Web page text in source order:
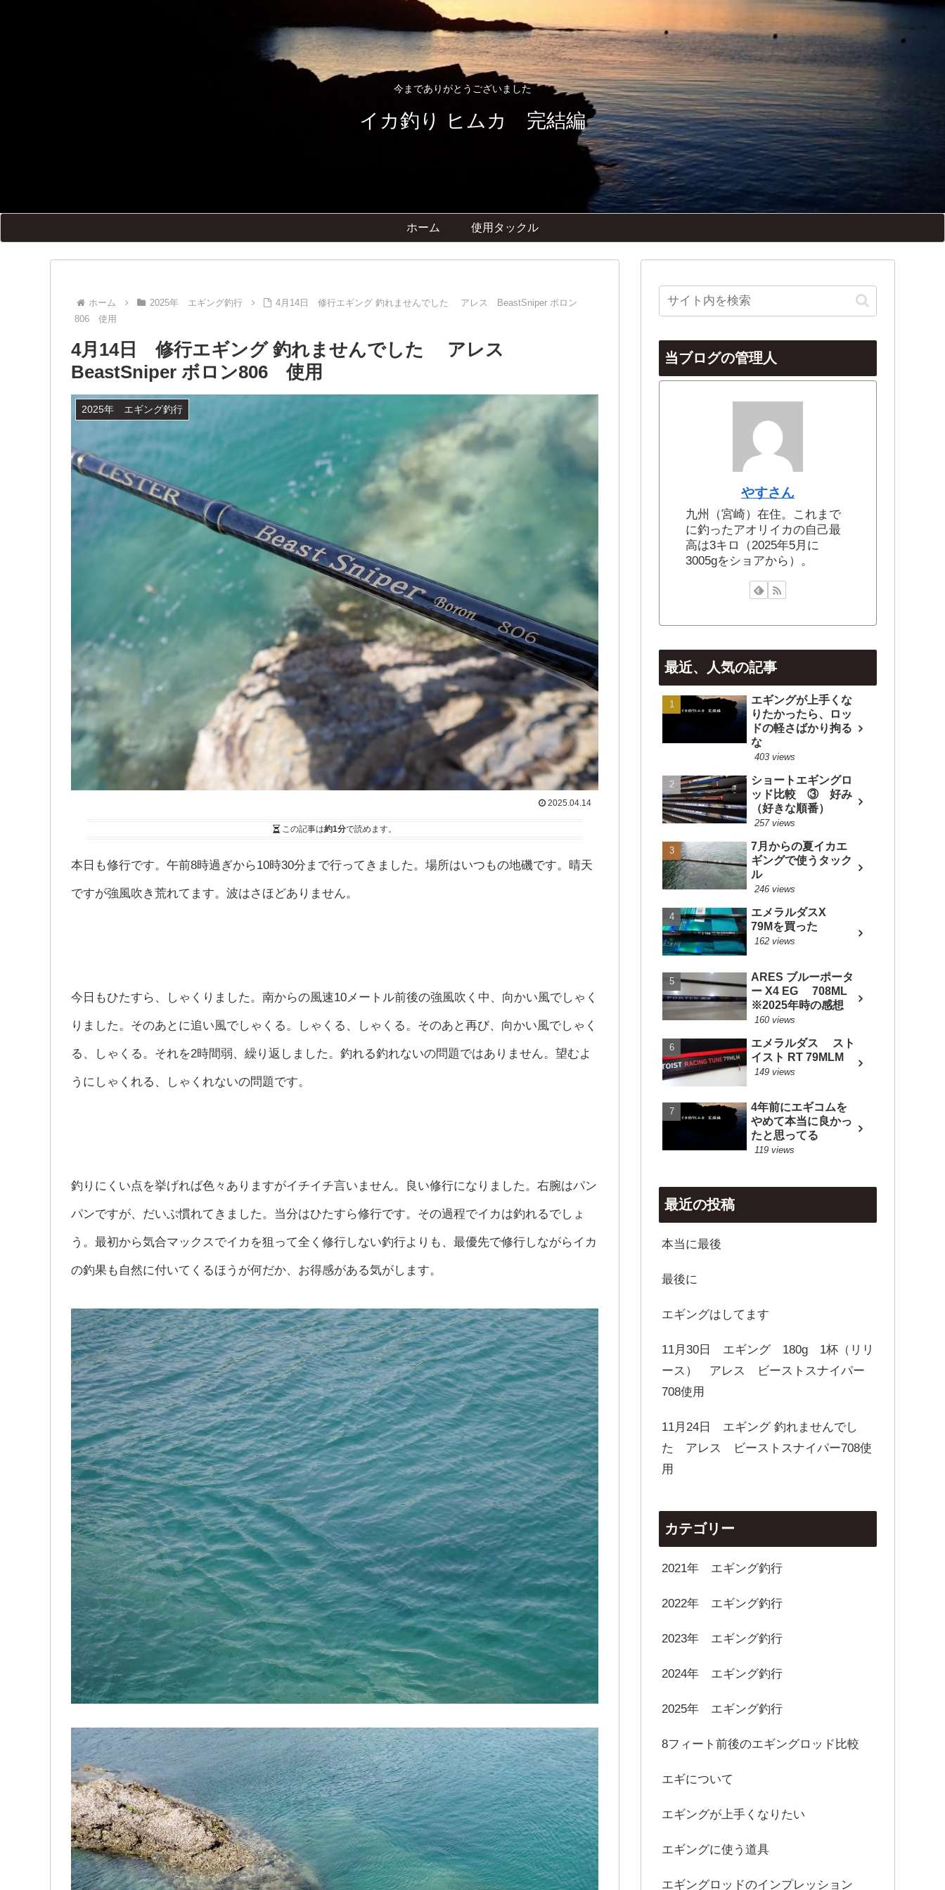
今までありがとうございました
イカ釣り ヒムカ 完結編
ホーム 使用タックル
ホーム 2025年 エギング釣行
4月14日 修行エギング 釣れませんでした アレス BeastSniper ボロン
806 使用
4月14日 修行エギング 釣れませんでした アレス
BeastSniper ボロン806 使用
2025年 エギング釣行
2025.04.14
この記事は約1分で読めます。
本日も修行です。午前8時過ぎから10時30分まで行ってきました。場所はいつもの地磯です。晴天
ですが強風吹き荒れてます。波はさほどありません。
今日もひたすら、しゃくりました。南からの風速10メートル前後の強風吹く中、向かい風でしゃく
りました。そのあとに追い風でしゃくる。しゃくる、しゃくる。そのあと再び、向かい風でしゃく
る、しゃくる。それを2時間弱、繰り返しました。釣れる釣れないの問題ではありません。望むよ
うにしゃくれる、しゃくれないの問題です。
釣りにくい点を挙げれば色々ありますがイチイチ言いません。良い修行になりました。右腕はパン
パンですが、だいぶ慣れてきました。当分はひたすら修行です。その過程でイカは釣れるでしょ
う。最初から気合マックスでイカを狙って全く修行しない釣行よりも、最優先で修行しながらイカ
の釣果も自然に付いてくるほうが何だか、お得感がある気がします。
当ブログの管理人
やすさん
九州（宮崎）在住。これまで
に釣ったアオリイカの自己最
高は3キロ（2025年5月に
3005gをショアから）。
最近、人気の記事
エギングが上手くな
りたかったら、ロッ
ドの軽さばかり拘る
な
403 views
ショートエギングロ
ッド比較 ③ 好み
（好きな順番）
257 views
7月からの夏イカエ
ギングで使うタック
ル
246 views
エメラルダスX
79Mを買った
162 views
ARES ブルーポータ
ー X4 EG 708ML
※2025年時の感想
160 views
エメラルダス スト
イスト RT 79MLM
149 views
4年前にエギコムを
やめて本当に良かっ
たと思ってる
119 views
最近の投稿
本当に最後
最後に
エギングはしてます
11月30日 エギング 180g 1杯（リリ
ース） アレス ビーストスナイパー
708使用
11月24日 エギング 釣れませんでし
た アレス ビーストスナイパー708使
用
カテゴリー
2021年 エギング釣行
2022年 エギング釣行
2023年 エギング釣行
2024年 エギング釣行
2025年 エギング釣行
8フィート前後のエギングロッド比較
エギについて
エギングが上手くなりたい
エギングに使う道具
エギングロッドのインプレッション